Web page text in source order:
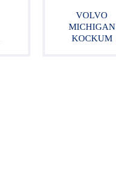
VOLVO
MICHIGAN
KOCKUM